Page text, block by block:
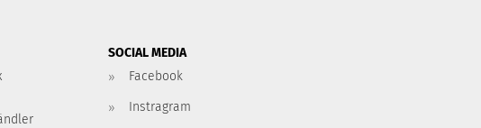
SOCIAL MEDIA
Facebook
Instragram